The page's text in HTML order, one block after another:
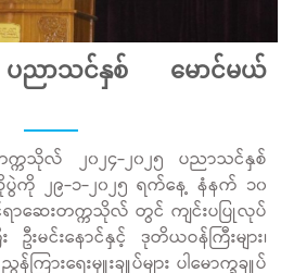
ပညာသင်နှစ် မောင်မယ်
တက္ကသိုလ် ၂၀၂၄-၂၀၂၅ ပညာသင်နှစ်
ကို ၂၉-၁-၂၀၂၅ ရက်နေ့ နံနက် ၁၀
ရာဆေးတက္ကသိုလ် တွင် ကျင်းပပြုလုပ်
းမင်းနောင်နှင့် ဒုတိယဝန်ကြီးများ၊
ြားရေးမှူးချုပ်များ ပါမောက္ခချုပ်